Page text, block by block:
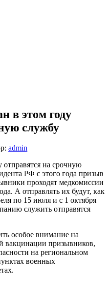
в этом году
службу
admin
отправятся на срочную
РФ с этого года призыв
проходят медкомиссии
А отправлять их будут, как
по 15 июля и с 1 октября
служить отправятся
особое внимание на
вакцинации призывников,
на региональном
военных